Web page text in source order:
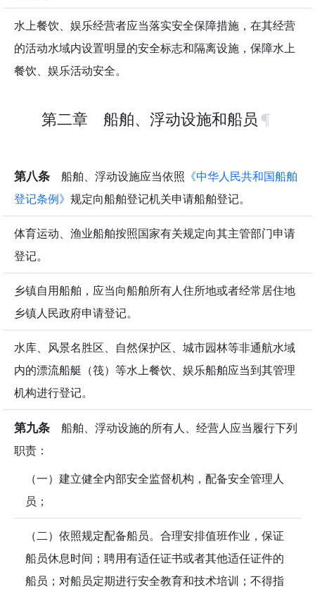
水上餐饮、娱乐经营者应当落实安全保障措施，在其经营
的活动水域内设置明显的安全标志和隔离设施，保障水上
餐饮、娱乐活动安全。
第二章 船舶、浮动设施和船员
第八条 船舶、浮动设施应当依照 《中华人民共和国船舶
登记条例》 规定向船舶登记机关申请船舶登记。
体育运动、渔业船舶按照国家有关规定向其主管部门申请
登记。
乡镇自用船舶，应当向船舶所有人住所地或者经常居住地
乡镇人民政府申请登记。
水库、风景名胜区、自然保护区、城市园林等非通航水域
内的漂流船艇（筏）等水上餐饮、娱乐船舶应当到其管理
机构进行登记。
第九条 船舶、浮动设施的所有人、经营人应当履行下列
职责：
（一）建立健全内部安全监督机构，配备安全管理人
员；
（二）依照规定配备船员。合理安排值班作业，保证
船员休息时间；聘用有适任证书或者其他适任证件的
船员；对船员定期进行安全教育和技术培训；不得指